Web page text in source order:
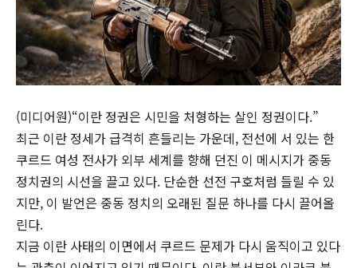
(미디어원)“이란 정권은 시민을 처형하는 살인 정권이다.”
최근 이란 정세가 급격히 흔들리는 가운데, 전선에 서 있는 한
쿠르드 여성 전사가 외부 세계를 향해 던진 이 메시지가 중동
정치권의 시선을 끌고 있다. 단순한 선전 구호처럼 들릴 수 있
지만, 이 발언은 중동 정치의 오래된 질문 하나를 다시 끌어올
린다.
지금 이란 사태의 이면에서 쿠르드 문제가 다시 움직이고 있다